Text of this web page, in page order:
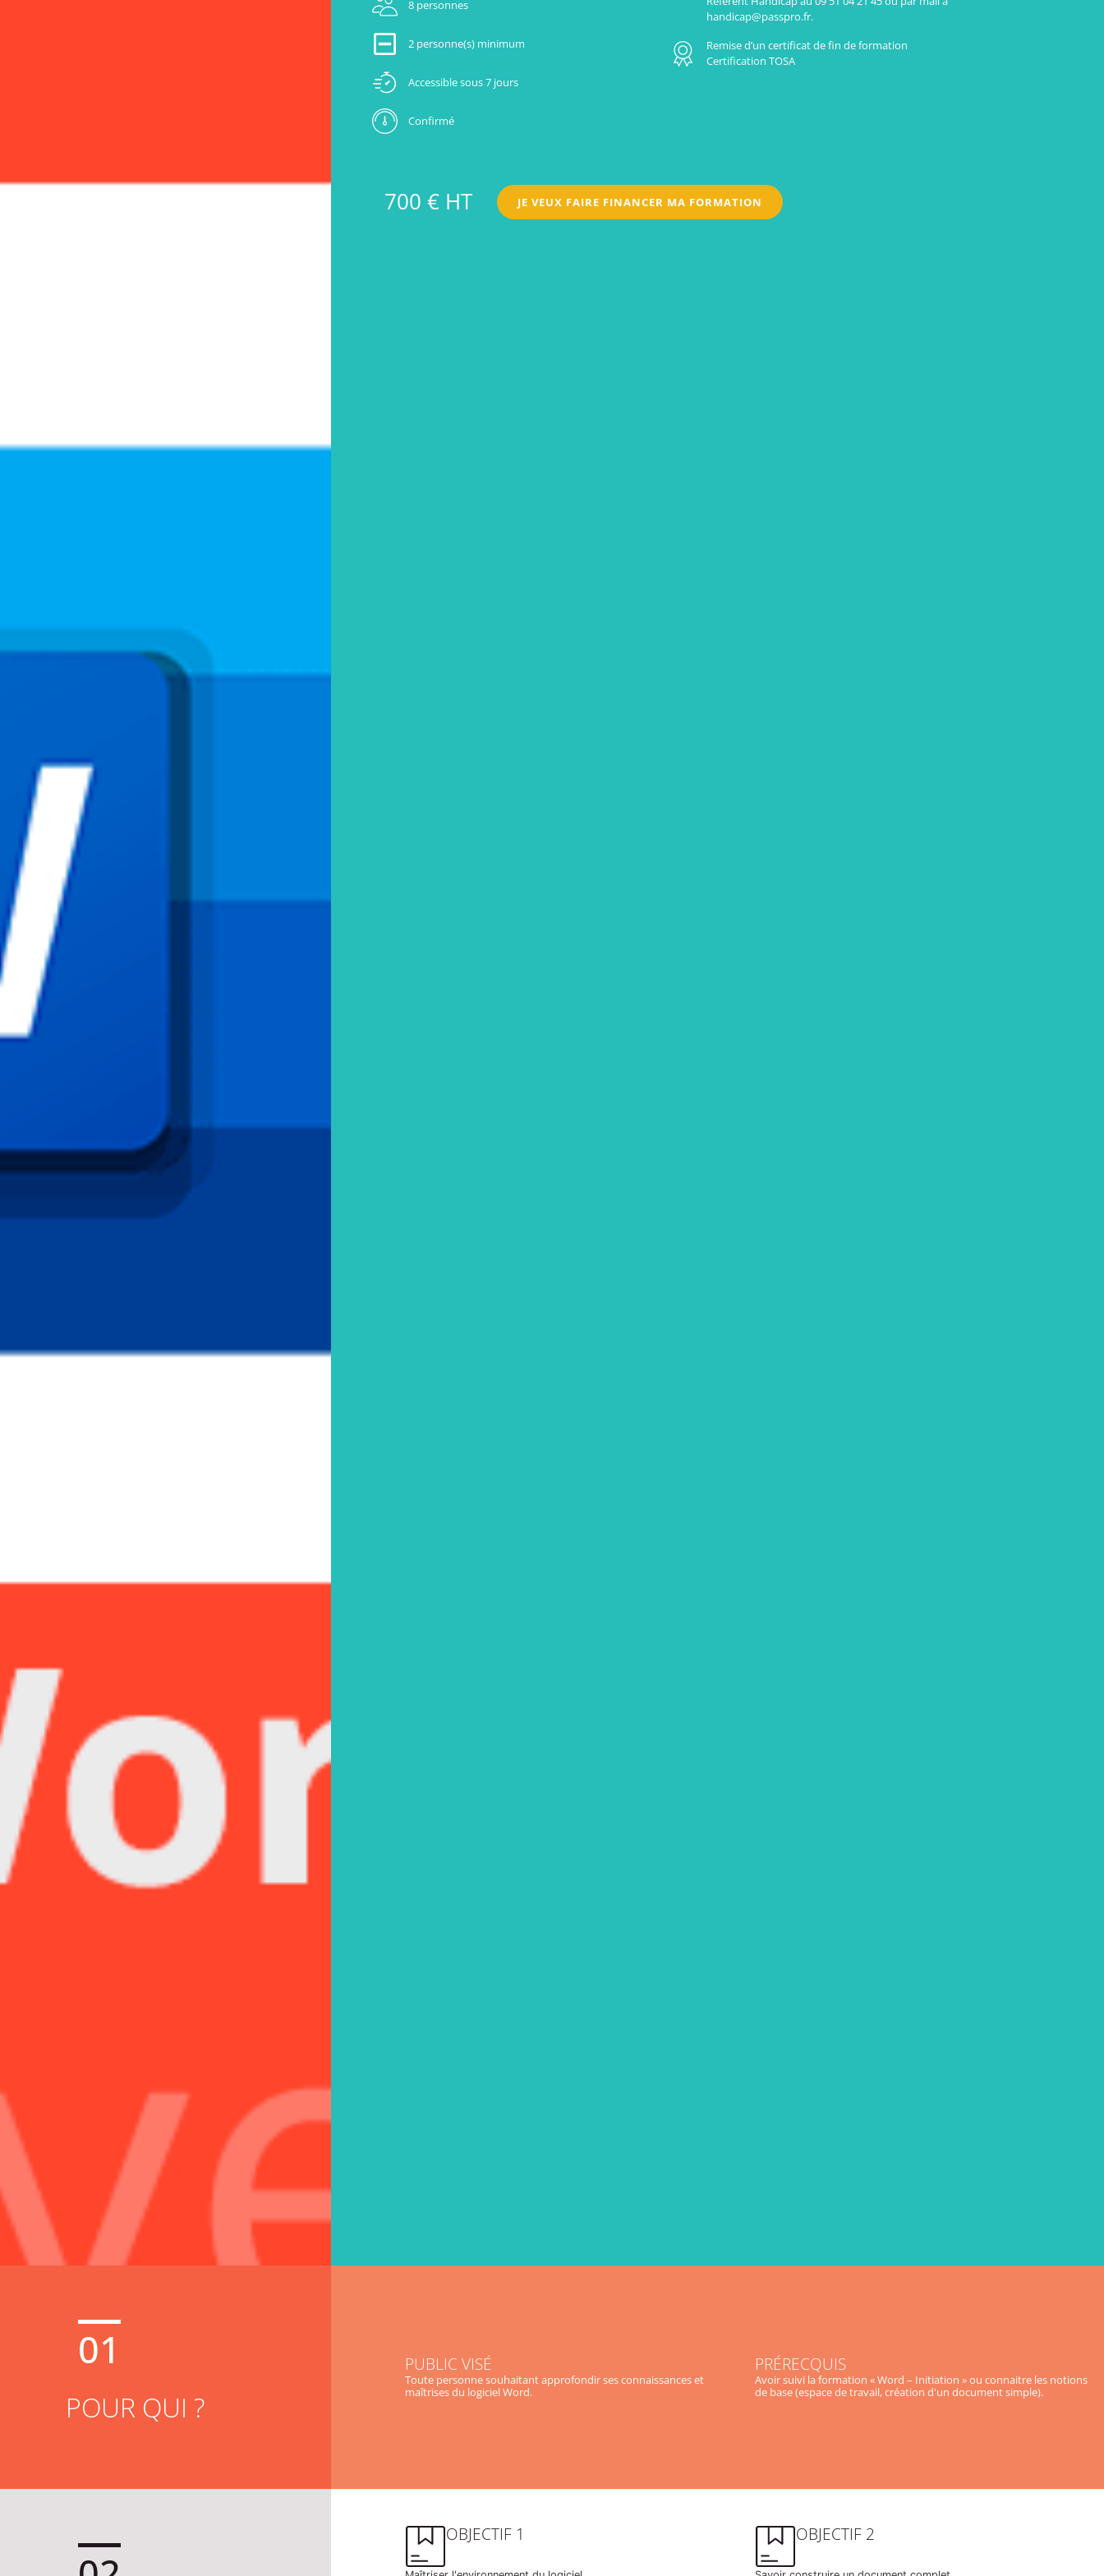
8 personnes
2 personne(s) minimum
Accessible sous 7 jours
Confirmé
handicap@passpro.fr.
Remise d’un certificat de fin de formation
Certification TOSA
700 € HT JE VEUX FAIRE FINANCER MA FORMATION
01
POUR QUI ?
PUBLIC VISÉ
Toute personne souhaitant approfondir ses connaissances et
maîtrises du logiciel Word.
PRÉRECQUIS
Avoir suivi la formation « Word – Initiation » ou connaitre les notions
de base (espace de travail, création d'un document simple).
OBJECTIF 1 OBJECTIF 2